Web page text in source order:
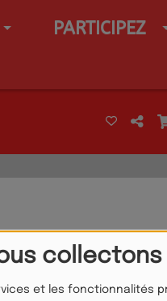
collectons
et les fonctionnalités
PARTICIPEZ